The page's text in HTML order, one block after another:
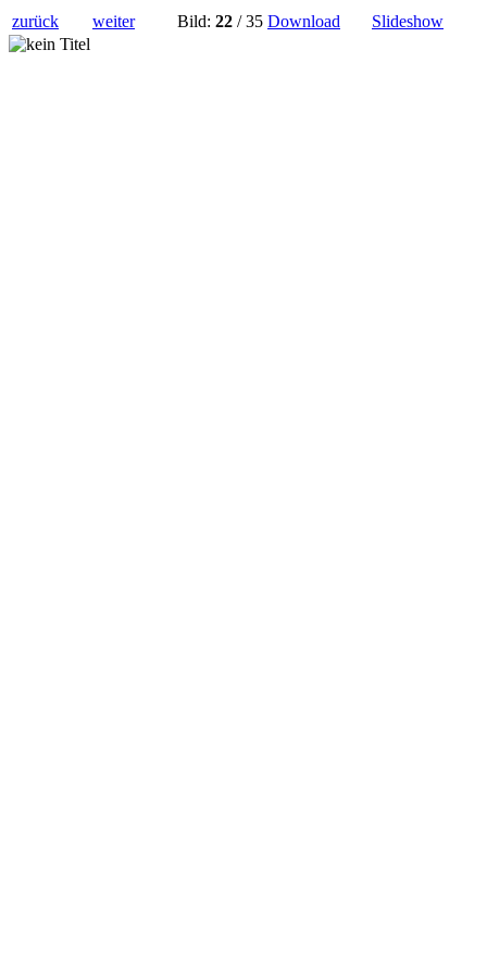
zurück weiter Bild: 22 / 35 Download Slideshow